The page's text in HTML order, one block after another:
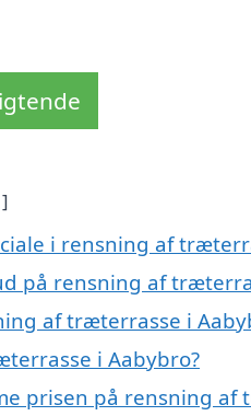
i rensning af
på rensning af
af træterrasse i
i Aabybro?
prisen på rensning af